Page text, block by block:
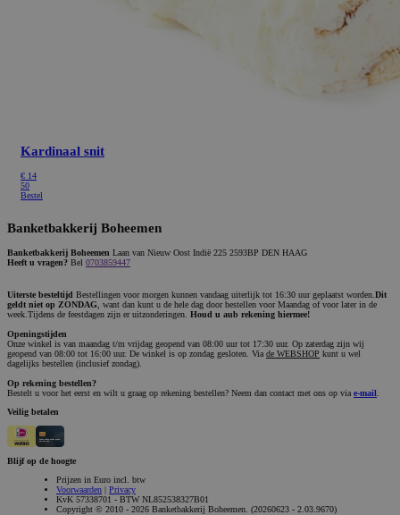
Kardinaal snit
€ 14
50
Bestel
Banketbakkerij Boheemen
Banketbakkerij Boheemen Laan van Nieuw Oost Indië 225 2593BP DEN HAAG
Heeft u vragen? Bel 0703859447
Uiterste besteltijd Bestellingen voor morgen kunnen vandaag uiterlijk tot 16:30 uur geplaatst worden. Dit
geldt niet op ZONDAG , want dan kunt u de hele dag door bestellen voor Maandag of voor later in de
week.Tijdens de feestdagen zijn er uitzonderingen. Houd u aub rekening hiermee!
Openingstijden
Onze winkel is van maandag t/m vrijdag geopend van 08:00 uur tot 17:30 uur. Op zaterdag zijn wij
geopend van 08:00 tot 16:00 uur. De winkel is op zondag gesloten. Via de WEBSHOP kunt u wel
dagelijks bestellen (inclusief zondag).
Op rekening bestellen?
Bestelt u voor het eerst en wilt u graag op rekening bestellen? Neem dan contact met ons op via e-mail
Veilig betalen
Blijf op de hoogte
Prijzen in Euro incl. btw
Voorwaarden | Privacy
KvK 57338701 - BTW NL852538327B01
Copyright © 2010 - 2026 Banketbakkerij Boheemen. (20260623 - 2.03.9670)